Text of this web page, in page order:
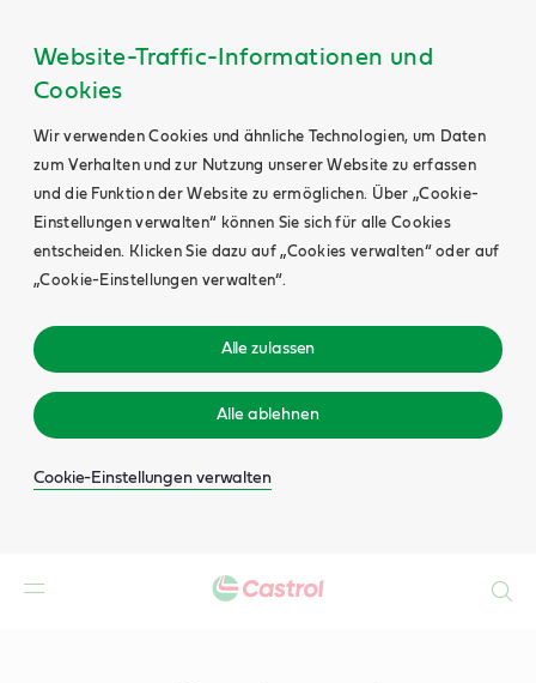
Website-Traffic-Informationen und
Cookies
Wir verwenden Cookies und ähnliche Technologien, um Daten
zum Verhalten und zur Nutzung unserer Website zu erfassen
und die Funktion der Website zu ermöglichen. Über „Cookie-
Einstellungen verwalten“ können Sie sich für alle Cookies
entscheiden. Klicken Sie dazu auf „Cookies verwalten“ oder auf
„Cookie-Einstellungen verwalten“.
Alle zulassen
Alle ablehnen
Cookie-Einstellungen verwalten